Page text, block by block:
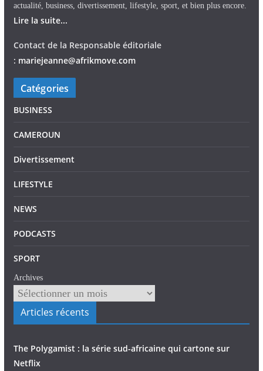
actualité, business, divertissement, lifestyle, sport, et bien plus encore.
Lire la suite...
Contact de la Responsable éditoriale
: mariejeanne@afrikmove.com
Catégories
BUSINESS
CAMEROUN
Divertissement
LIFESTYLE
NEWS
PODCASTS
SPORT
Archives
Articles récents
The Polygamist : la série sud-africaine qui cartone sur
Netflix